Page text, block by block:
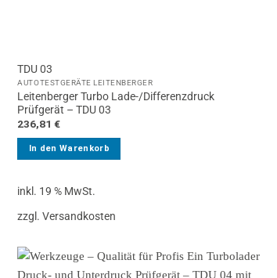
TDU 03
AUTOTESTGERÄTE LEITENBERGER
Leitenberger Turbo Lade-/Differenzdruck
Prüfgerät – TDU 03
236,81€
In den Warenkorb
inkl. 19 % MwSt.
zzgl. Versandkosten